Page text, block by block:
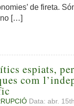
de fireta.
[…]
espiats,
com
Data: abr.